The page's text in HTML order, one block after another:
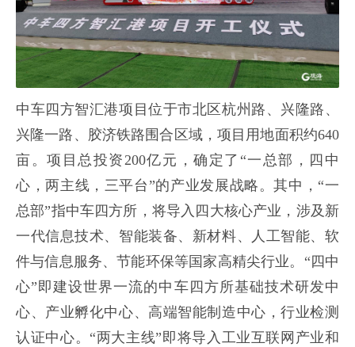
中车四方智汇港项目位于市北区杭州路、兴隆路、
兴隆一路、胶济铁路围合区域，项目用地面积约640
亩。项目总投资200亿元，确定了“一总部，四中
心，两主线，三平台”的产业发展战略。其中，“一
总部”指中车四方所，将导入四大核心产业，涉及新
一代信息技术、智能装备、新材料、人工智能、软
件与信息服务、节能环保等国家高精尖行业。“四中
心”即建设世界一流的中车四方所基础技术研发中
心、产业孵化中心、高端智能制造中心，行业检测
认证中心。“两大主线”即将导入工业互联网产业和